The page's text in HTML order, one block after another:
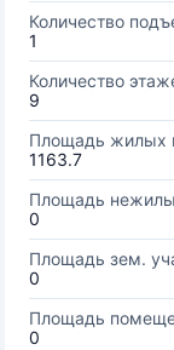
Количество
1
Количество
9
Площадь жилых
1163.7
Площадь
0
Площадь зем.
0
Площадь
0